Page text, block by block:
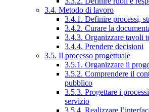
3.4. Metodo di lavoro
3.4.1. Definire processi,
3.4.2. Curare la
3.4.3. Organizzare tavoli
3.4.4. Prendere decisioni
3.5. Il processo progettuale
3.5.1. Organizzare il
3.5.2. Comprendere il
pubblico
3.5.3. Progettare i
servizio
3.5.4. Realizzare